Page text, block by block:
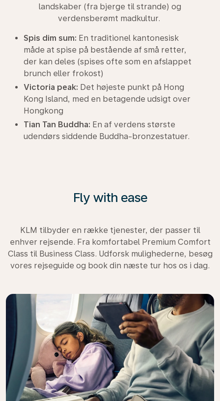
landskaber (fra bjerge til strande) og
verdensberømt madkultur.
Spis dim sum: En traditionel kantonesisk
måde at spise på bestående af små retter,
der kan deles (spises ofte som en afslappet
brunch eller frokost)
Victoria peak: Det højeste punkt på Hong
Kong Island, med en betagende udsigt over
Hongkong
Tian Tan Buddha: En af verdens største
udendørs siddende Buddha-bronzestatuer.
Fly with ease
KLM tilbyder en række tjenester, der passer til
enhver rejsende. Fra komfortabel Premium Comfort
Class til Business Class. Udforsk mulighederne, besøg
vores rejseguide og book din næste tur hos os i dag.